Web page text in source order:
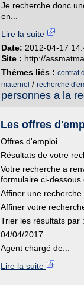
Je recherche donc
en...
Lire la suite
Date: 2012-04-17
Site : http://
Thèmes liés : contrat
maternel / recherche
personnes a la
Les offres
Offres d'emploi
Résultats de votre
Votre recherche a
formulaire ci-dessous
Affiner une
Affiner votre
Trier les résultats par
04/04/2017
Agent chargé de...
Lire la suite